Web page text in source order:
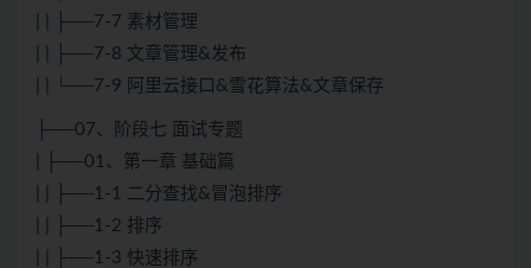
| | ├──7-7 素材管理
| | ├──7-8 文章管理&发布
| | └──7-9 阿里云接口&雪花算法&文章保存
├──07、阶段七 面试专题
| ├──01、第一章 基础篇
| | ├──1-1 二分查找&冒泡排序
| | ├──1-2 排序
| | ├──1-3 快速排序